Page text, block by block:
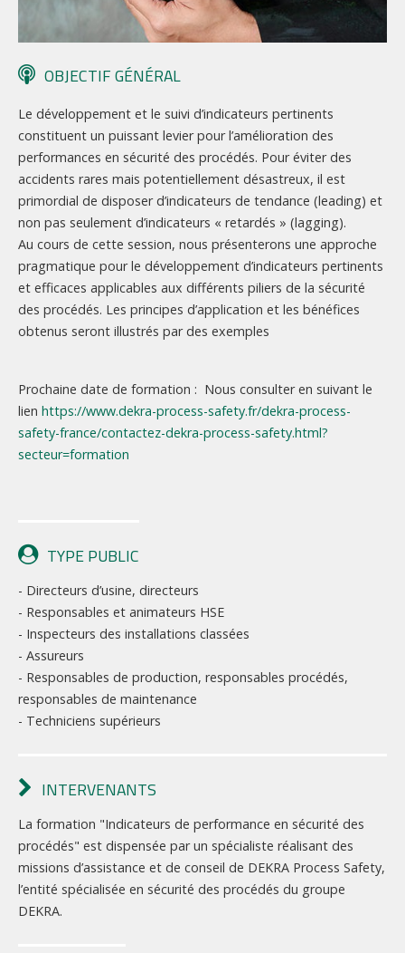
OBJECTIF GÉNÉRAL
Le développement et le suivi d’indicateurs pertinents
constituent un puissant levier pour l’amélioration des
performances en sécurité des procédés. Pour éviter des
accidents rares mais potentiellement désastreux, il est
primordial de disposer d’indicateurs de tendance (leading) et
non pas seulement d’indicateurs « retardés » (lagging).
Au cours de cette session, nous présenterons une approche
pragmatique pour le développement d’indicateurs pertinents
et efficaces applicables aux différents piliers de la sécurité
des procédés. Les principes d’application et les bénéfices
obtenus seront illustrés par des exemples
Prochaine date de formation : Nous consulter en suivant le
lien https://www.dekra-process-safety.fr/dekra-process-
safety-france/contactez-dekra-process-safety.html?
secteur=formation
TYPE PUBLIC
- Directeurs d’usine, directeurs
- Responsables et animateurs HSE
- Inspecteurs des installations classées
- Assureurs
- Responsables de production, responsables procédés,
responsables de maintenance
- Techniciens supérieurs
INTERVENANTS
La formation "Indicateurs de performance en sécurité des
procédés" est dispensée par un spécialiste réalisant des
missions d’assistance et de conseil de DEKRA Process Safety,
l’entité spécialisée en sécurité des procédés du groupe
DEKRA.